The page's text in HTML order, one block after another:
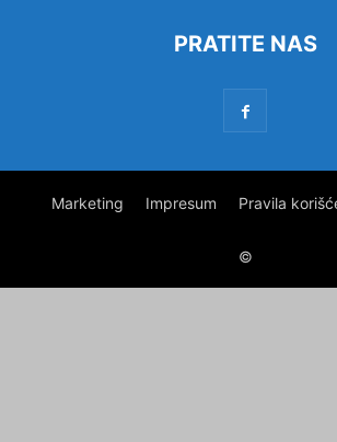
PRATITE NAS
Marketing Impresum Pravila
©